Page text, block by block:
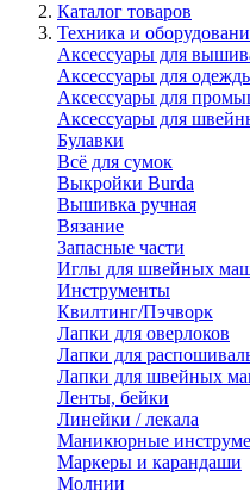
Каталог товаров
Техника и
Аксессуары для
Аксессуары для
Аксессуары для
Аксессуары для
Булавки
Всё для сумок
Выкройки Burda
Вышивка ручная
Вязание
Запасные части
Иглы для швейных
Инструменты
Квилтинг/Пэчворк
Лапки для оверлоков
Лапки для
Лапки для швейных
Ленты, бейки
Линейки / лекала
Маникюрные
Маркеры и карандаши
Молнии